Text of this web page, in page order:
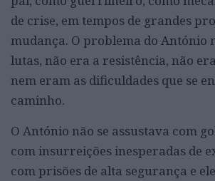
de crise, em tempos de grandes
mudança. O problema do António
lutas, não era a resistência, não
nem eram as dificuldades que se
caminho.
O António não se assustava com
com insurreições inesperadas de
com prisões de alta segurança e